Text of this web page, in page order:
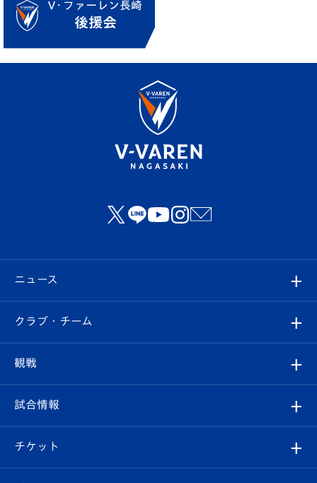
ニュース
すべて
クラブ
試合情報
クラブ・チーム
クラブ概要
エンブレム紹介
観戦
観戦ルール
はじめての観戦ガイド
試合情報
試合日程/結果
チケット